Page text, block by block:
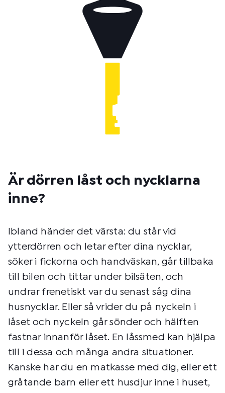
Är dörren låst och nycklarna
inne?
Ibland händer det värsta: du står vid
ytterdörren och letar efter dina nycklar,
söker i fickorna och handväskan, går tillbaka
till bilen och tittar under bilsäten, och
undrar frenetiskt var du senast såg dina
husnycklar. Eller så vrider du på nyckeln i
låset och nyckeln går sönder och hälften
fastnar innanför låset. En låssmed kan hjälpa
till i dessa och många andra situationer.
Kanske har du en matkasse med dig, eller ett
gråtande barn eller ett husdjur inne i huset,